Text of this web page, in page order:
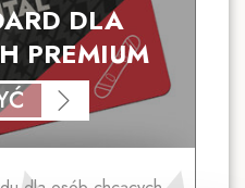
DLA
PREMIUM